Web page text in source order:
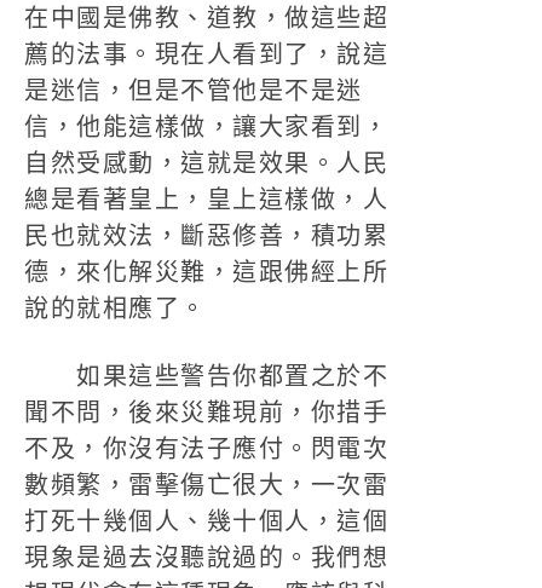
在中國是佛教、道教，做這些超
薦的法事。現在人看到了，說這
是迷信，但是不管他是不是迷
信，他能這樣做，讓大家看到，
自然受感動，這就是效果。人民
總是看著皇上，皇上這樣做，人
民也就效法，斷惡修善，積功累
德，來化解災難，這跟佛經上所
說的就相應了。
如果這些警告你都置之於不
聞不問，後來災難現前，你措手
不及，你沒有法子應付。閃電次
數頻繁，雷擊傷亡很大，一次雷
打死十幾個人、幾十個人，這個
現象是過去沒聽說過的。我們想